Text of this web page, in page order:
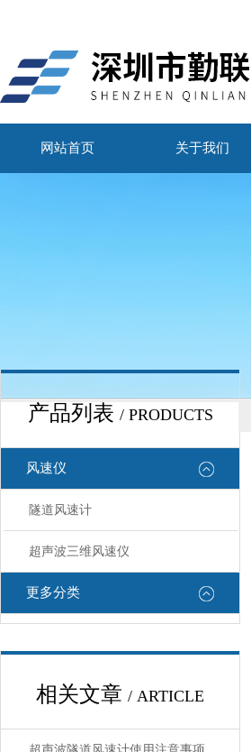
网站首页 关于我们
产品列表 / PRODUCTS
风速仪
隧道风速计
超声波三维风速仪
更多分类
相关文章 / ARTICLE